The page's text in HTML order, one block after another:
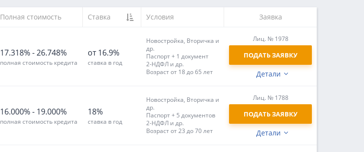
Полная стоимость Ставка Условия Заявка
17.318%-26.748%
полная стоимость кредита
от 16.9%
ставка в год
Новостройка, Вторичка и
др.
Паспорт + 1 документ
2-НДФЛ и др.
Возраст от 18 до 65 лет
Детали
Лиц. № 1978
ПОДАТЬ ЗАЯВКУ
16.000%- 19.000%
полная стоимость кредита
18%
ставка в год
Новостройка, Вторичка и
др.
Паспорт + 5 документов
2-НДФЛ и др.
Возраст от 23 до 70 лет
Детали
Лиц. № 1788
ПОДАТЬ ЗАЯВКУ